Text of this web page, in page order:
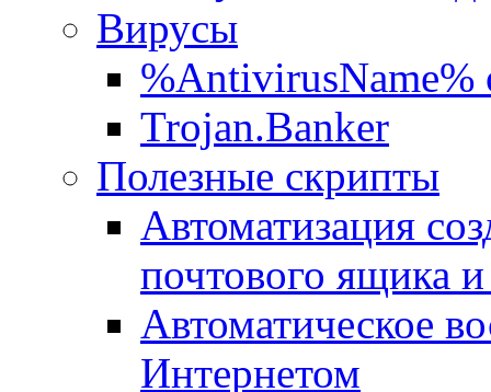
Вирусы
Trojan.Banker
Полезные скрипты
Автоматизация
почтового ящика
Автоматическое
Интернетом